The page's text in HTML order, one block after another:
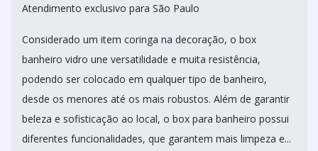
Atendimento exclusivo para São Paulo
Considerado um item coringa na decoração, o box
banheiro vidro une versatilidade e muita resistência,
podendo ser colocado em qualquer tipo de banheiro,
desde os menores até os mais robustos. Além de garantir
beleza e sofisticação ao local, o box para banheiro possui
diferentes funcionalidades, que garantem mais limpeza e...